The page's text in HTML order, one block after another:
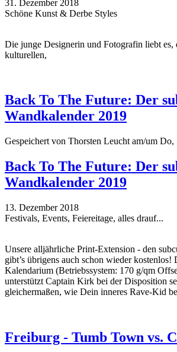
31. Dezember 2018
Schöne Kunst & Derbe Styles
Die junge Designerin und Fotografin liebt es,
kulturellen,
Back To The Future: Der
Wandkalender 2019
Gespeichert von Thorsten Leucht am/um Do,
Back To The Future: Der
Wandkalender 2019
13. Dezember 2018
Festivals, Events, Feiereitage, alles drauf...
Unsere alljährliche Print-Extension - den
gibt’s übrigens auch schon wieder
Kalendarium (Betriebssystem: 170 g/qm
unterstützt Captain Kirk bei der Disposition
gleichermaßen, wie Dein inneres Rave-Kid
Freiburg - Tumb Town vs.